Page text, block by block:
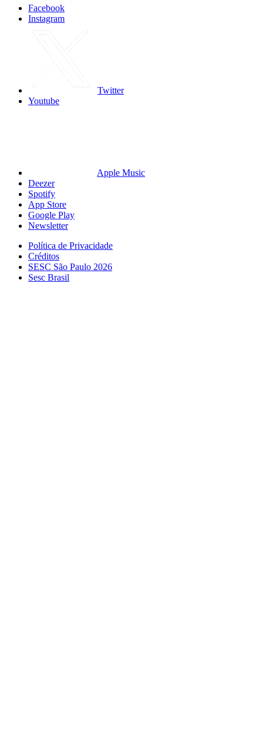
Facebook
Instagram
Twitter
Youtube
Apple Music
Deezer
Spotify
App Store
Google Play
Newsletter
Política de Privacidade
Créditos
SESC São Paulo 2026
Sesc Brasil